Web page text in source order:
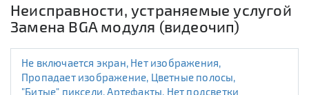
Неисправности, устраняемые услугой
Замена BGA модуля (видеочип)
Не включается экран, Нет изображения,
Пропадает изображение, Цветные полосы,
"Битые" пиксели, Артефакты, Нет подсветки